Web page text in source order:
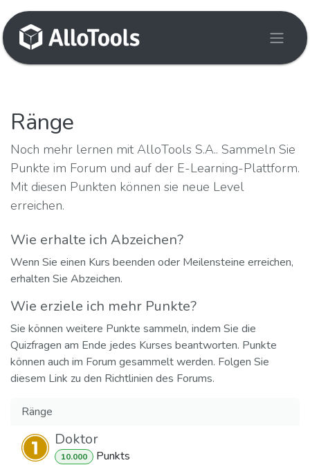
Zum Inhalt springen
Ränge
Noch mehr lernen mit AlloTools S.A.. Sammeln Sie
Punkte im Forum und auf der E-Learning-Plattform.
Mit diesen Punkten können sie neue Level
erreichen.
Wie erhalte ich Abzeichen?
Wenn Sie einen Kurs beenden oder Meilensteine erreichen,
erhalten Sie Abzeichen.
Wie erziele ich mehr Punkte?
Sie können weitere Punkte sammeln, indem Sie die
Quizfragen am Ende jedes Kurses beantworten. Punkte
können auch im Forum gesammelt werden. Folgen Sie
diesem Link zu den Richtlinien des Forums.
Ränge
Doktor
10.000 Punkts